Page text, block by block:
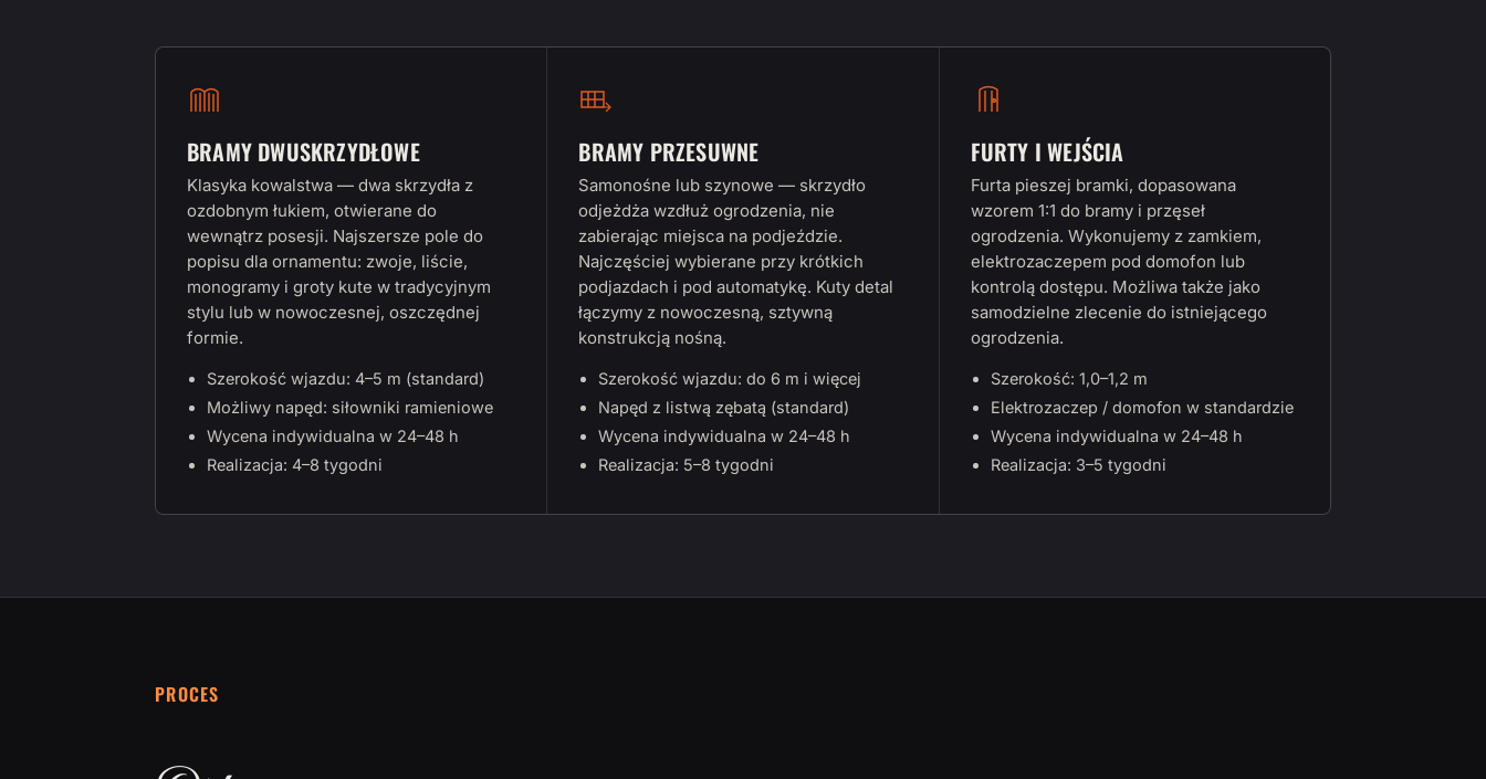
BRAMY DWUSKRZYDŁOWE
Klasyka kowalstwa — dwa skrzydła z
ozdobnym łukiem, otwierane do
wewnątrz posesji. Najszersze pole do
popisu dla ornamentu: zwoje, liście,
monogramy i groty kute w tradycyjnym
stylu lub w nowoczesnej, oszczędnej
formie.
Szerokość wjazdu: 4–5 m (standard)
Możliwy napęd: siłowniki ramieniowe
Wycena indywidualna w 24–48 h
Realizacja: 4–8 tygodni
BRAMY PRZESUWNE
Samonośne lub szynowe — skrzydło
odjeżdża wzdłuż ogrodzenia, nie
zabierając miejsca na podjeździe.
Najczęściej wybierane przy krótkich
podjazdach i pod automatykę. Kuty detal
łączymy z nowoczesną, sztywną
konstrukcją nośną.
Szerokość wjazdu: do 6 m i więcej
Napęd z listwą zębatą (standard)
Wycena indywidualna w 24–48 h
Realizacja: 5–8 tygodni
FURTY I WEJŚCIA
Furta pieszej bramki, dopasowana
wzorem 1:1 do bramy i przęseł
ogrodzenia. Wykonujemy z zamkiem,
elektrozaczepem pod domofon lub
kontrolą dostępu. Możliwa także jako
samodzielne zlecenie do istniejącego
ogrodzenia.
Szerokość: 1,0–1,2 m
Elektrozaczep / domofon w standardzie
Wycena indywidualna w 24–48 h
Realizacja: 3–5 tygodni
PROCES